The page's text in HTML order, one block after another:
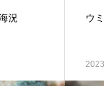
況 ウ